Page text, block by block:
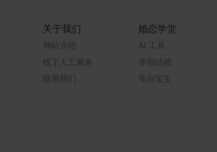
关于我们
网站介绍
线下人工服务
联系我们
婚恋学堂
AI 工具
幸福结婚
等你宝宝